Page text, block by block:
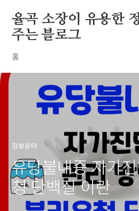
율곡 소장이 유용한
주는 블로그
홈
정보장터
유당불내증 자가
청 단백질 이란